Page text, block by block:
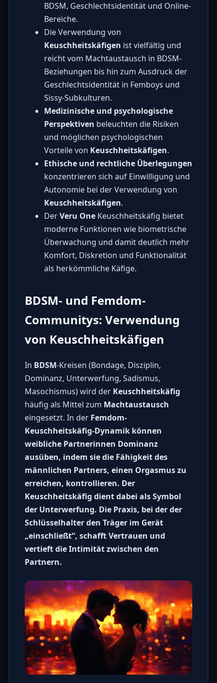
BDSM, Geschlechtsidentität und Online-
Bereiche.
Die Verwendung von
Keuschheitskäfigen ist vielfältig und
reicht vom Machtaustausch in BDSM-
Beziehungen bis hin zum Ausdruck der
Geschlechtsidentität in Femboys und
Sissy-Subkulturen.
Medizinische und psychologische
Perspektiven beleuchten die Risiken
und möglichen psychologischen
Vorteile von Keuschheitskäfigen.
Ethische und rechtliche Überlegungen
konzentrieren sich auf Einwilligung und
Autonomie bei der Verwendung von
Keuschheitskäfigen.
DerVeru OneKeuschheitskäfig bietet
moderne Funktionen wie biometrische
Überwachung und damit deutlich mehr
Komfort, Diskretion und Funktionalität
als herkömmliche Käfige.
BDSM- und Femdom-
Communitys: Verwendung
von Keuschheitskäfigen
In BDSM-Kreisen (Bondage, Disziplin,
Dominanz, Unterwerfung, Sadismus,
Masochismus) wird der Keuschheitskäfig
häufig als Mittel zum Machtaustausch
eingesetzt. In der Femdom-
Keuschheitskäfig-Dynamik können
weibliche Partnerinnen Dominanz
ausüben, indem sie die Fähigkeit des
männlichen Partners, einen Orgasmus zu
erreichen, kontrollieren. Der
Keuschheitskäfig dient dabei als Symbol
der Unterwerfung. Die Praxis, bei der der
Schlüsselhalter den Träger im Gerät
„einschließt“, schafft Vertrauen und
vertieft die Intimität zwischen den
Partnern.